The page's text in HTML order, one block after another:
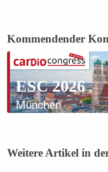
Kommendender
ESC 2026
München
Weitere Artikel in